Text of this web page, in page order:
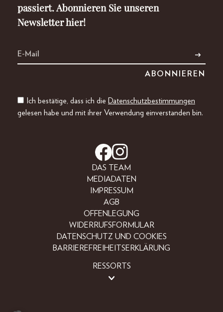
passiert. Abonnieren Sie unseren
Newsletter hier!
Ich bestätige, dass ich die Datenschutzbestimmungen
gelesen habe und mit ihrer Verwendung einverstanden bin.
DAS TEAM
MEDIADATEN
IMPRESSUM
AGB
OFFENLEGUNG
WIDERRUFSFORMULAR
DATENSCHUTZ UND COOKIES
BARRIEREFREIHEITSERKLÄRUNG
RESSORTS